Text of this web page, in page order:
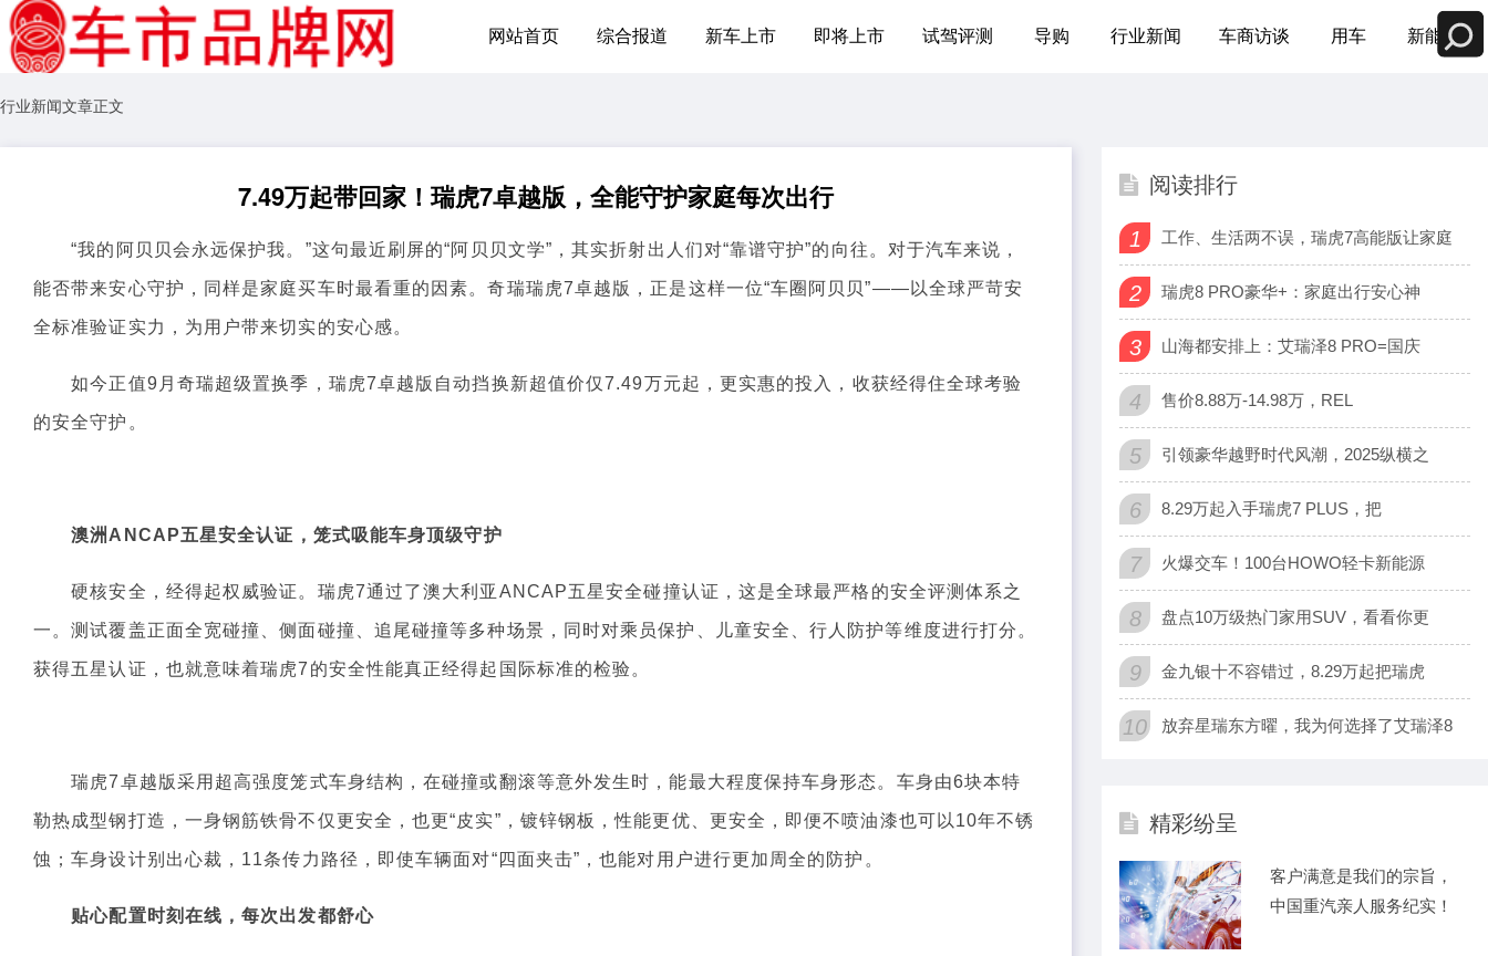
网站首页 综合报道 新车上市 即将上市 试驾评测 导购 行业新闻 车商访谈 用车 新能源
行业新闻文章正文
7.49万起带回家！瑞虎7卓越版，全能守护家庭每次出行
“我的阿贝贝会永远保护我。”这句最近刷屏的“阿贝贝文学”，其实折射出人们对“靠谱守护”的向往。对于汽车来说，
能否带来安心守护，同样是家庭买车时最看重的因素。奇瑞瑞虎7卓越版，正是这样一位“车圈阿贝贝”——以全球严苛安
全标准验证实力，为用户带来切实的安心感。
如今正值9月奇瑞超级置换季，瑞虎7卓越版自动挡换新超值价仅7.49万元起，更实惠的投入，收获经得住全球考验
的安全守护。
澳洲ANCAP五星安全认证，笼式吸能车身顶级守护
硬核安全，经得起权威验证。瑞虎7通过了澳大利亚ANCAP五星安全碰撞认证，这是全球最严格的安全评测体系之
一。测试覆盖正面全宽碰撞、侧面碰撞、追尾碰撞等多种场景，同时对乘员保护、儿童安全、行人防护等维度进行打分。
获得五星认证，也就意味着瑞虎7的安全性能真正经得起国际标准的检验。
瑞虎7卓越版采用超高强度笼式车身结构，在碰撞或翻滚等意外发生时，能最大程度保持车身形态。车身由6块本特
勒热成型钢打造，一身钢筋铁骨不仅更安全，也更“皮实”，镀锌钢板，性能更优、更安全，即便不喷油漆也可以10年不锈
蚀；车身设计别出心裁，11条传力路径，即使车辆面对“四面夹击”，也能对用户进行更加周全的防护。
贴心配置时刻在线，每次出发都舒心
阅读排行
1 工作、生活两不误，瑞虎7高能版让家庭
2 瑞虎8 PRO豪华+：家庭出行安心神
3 山海都安排上：艾瑞泽8 PRO=国庆
4 售价8.88万-14.98万，REL
5 引领豪华越野时代风潮，2025纵横之
6 8.29万起入手瑞虎7 PLUS，把
7 火爆交车！100台HOWO轻卡新能源
8 盘点10万级热门家用SUV，看看你更
9 金九银十不容错过，8.29万起把瑞虎
10 放弃星瑞东方曜，我为何选择了艾瑞泽8
精彩纷呈
客户满意是我们的宗旨，
中国重汽亲人服务纪实！